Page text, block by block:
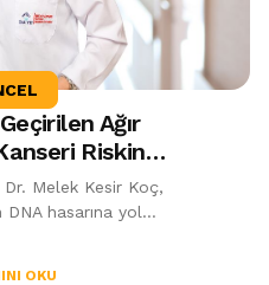
Ağır
Riskini
Melek Kesir Koç,
DNA hasarına yol
özellikle çocukluk
OKU